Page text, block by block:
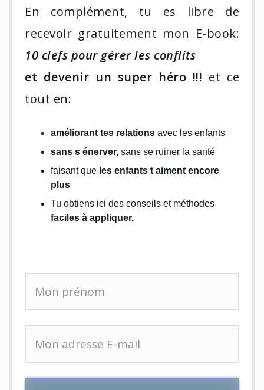
En complément, tu es libre de
recevoir gratuitement mon E-book:
10 clefs pour gérer les conflits
et devenir un super héro !!! et ce
tout en:
améliorant tes relations avec les enfants
sans s énerver, sans se ruiner la santé
faisant que les enfants t aiment encore
plus
Tu obtiens ici des conseils et méthodes
faciles à appliquer.